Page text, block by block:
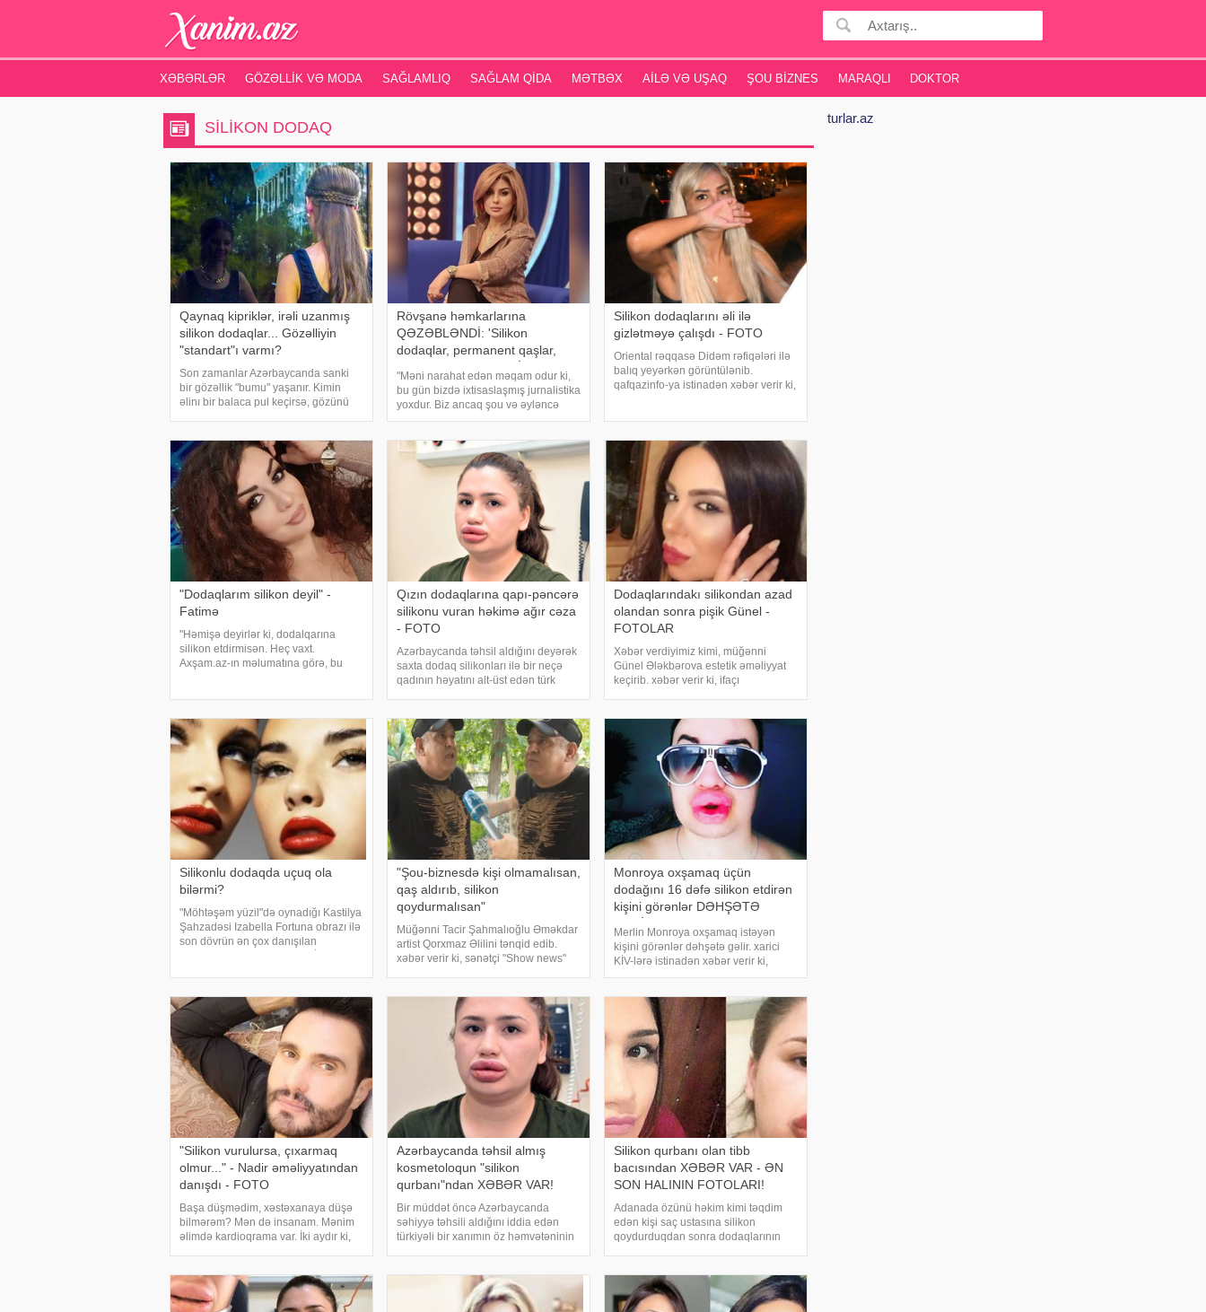
XƏBƏRLƏR GÖZƏLLIK VƏ MODA SAĞLAMLIQ SAĞLAM QIDA MƏTBƏX AILƏ VƏ UŞAQ ŞOU BIZNES MARAQLI DOKTOR
SILIKON DODAQ
Qaynaq kipriklər, irəli uzanmış
silikon dodaqlar... Gözəlliyin
"standart"ı varmı?
Son zamanlar Azərbaycanda sanki
bir gözəllik "bumu" yaşanır. Kimin
əlinı bir balaca pul keçirsə, gözünü
çıxdığı üçün hamı bir-birinə bənzəyir
Rövşanə həmkarlarına
QƏZƏBLƏNDİ: 'Silikon
dodaqlar, permanent qaşlar,
"Məni narahat edən məqam odur ki,
bu gün bizdə ixtisaslaşmış jurnalistika
yoxdur. Biz ancaq şou və əyləncə
sahəsində çalışan aparıcıları görürük.
belə olmamalıdır. Tamaşaçıya hans
Silikon dodaqlarını əli ilə
gizlətməyə çalışdı - FOTO
Oriental rəqqasə Didəm rəfiqələri ilə
balıq yeyərkən görüntülənib.
qafqazinfo-ya istinadən xəbər verir ki,
düşüb. Əli il
"Dodaqlarım silikon deyil" -
Fatimə
"Həmişə deyirlər ki, dodalqarına
silikon etdirmisən. Heç vaxt.
Axşam.az-ın məlumatına görə, bu
olduğunu deyənlər
Qızın dodaqlarına qapı-pəncərə
silikonu vuran həkimə ağır cəza
- FOTO
Azərbaycanda təhsil aldığını deyərək
saxta dodaq silikonları ilə bir neçə
qadının həyatını alt-üst edən türk
sosial şəbəkdə özünü estetik cərrah
kimi tanıdaraq
Dodaqlarındakı silikondan azad
olandan sonra pişik Günel -
FOTOLAR
Xəbər verdiyimiz kimi, müğənni
Günel Ələkbərova estetik əməliyyat
keçirib. xəbər verir ki, ifaçı
izləyiciləri ilə bölüşüb:
Silikonlu dodaqda uçuq ola
bilərmi?
"Möhtəşəm yüzil"də oynadığı Kastilya
Şahzadəsi Izabella Fortuna obrazı ilə
son dövrün ən çox danışılan
mövzusund
"Şou-biznesdə kişi olmamalısan,
qaş aldırıb, silikon
qoydurmalısan"
Müğənni Tacir Şahmalıoğlu Əməkdar
artist Qorxmaz Əlilini tənqid edib.
xəbər verir ki, sənətçi "Show news"
Şahmalıoğlu bildirib ki, şou-biznesdə
məşhurlaşma
Monroya oxşamaq üçün
dodağını 16 dəfə silikon etdirən
kişini görənlər DƏHŞƏTƏ
Merlin Monroya oxşamaq istəyən
kişini görənlər dəhşətə gəlir. xarici
KİV-lərə istinadən xəbər verir ki,
Fransanın Tulon şəhərində yaşayan
Merlin Monroya oxşatmaq üçün çoxlu
əməliyya
"Silikon vurulursa, çıxarmaq
olmur..." - Nadir əməliyyatından
danışdı - FOTO
Başa düşmədim, xəstəxanaya düşə
bilmərəm? Mən də insanam. Mənim
əlimdə kardioqrama var. İki aydır ki,
xəstəxanaya getmədim. Həkimlər
dedi ki, siz ölmək istəyirsiz
Azərbaycanda təhsil almış
kosmetoloqun "silikon
qurbanı"ndan XƏBƏR VAR!
Bir müddət öncə Azərbaycanda
səhiyyə təhsili aldığını iddia edən
türkiyəli bir xanımın öz həmvətəninin
mediasında gündəm olmuşdu. Özünü
kosmetoloq kimi "qələm
Silikon qurbanı olan tibb
bacısından XƏBƏR VAR - ƏN
SON HALININ FOTOLARI!
Adanada özünü həkim kimi təqdim
edən kişi saç ustasına silikon
qoydurduqdan sonra dodaqlarının
başlayır. Silikon qurbanı olan tibb
bacısından xoş xəbər va
turlar.az